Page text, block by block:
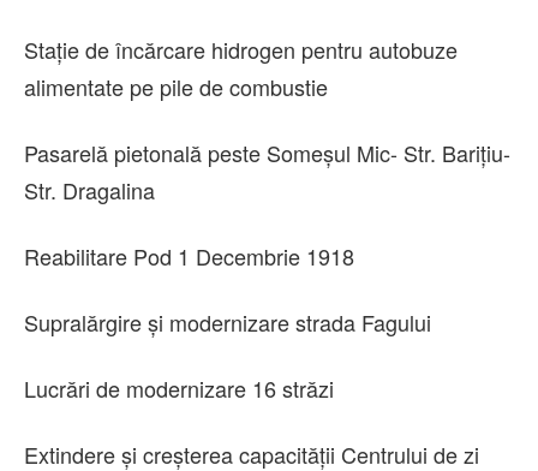
Stație de încărcare hidrogen pentru autobuze
alimentate pe pile de combustie
Pasarelă pietonală peste Someșul Mic- Str. Barițiu-
Str. Dragalina
Reabilitare Pod 1 Decembrie 1918
Supralărgire și modernizare strada Fagului
Lucrări de modernizare 16 străzi
Extindere și creșterea capacității Centrului de zi